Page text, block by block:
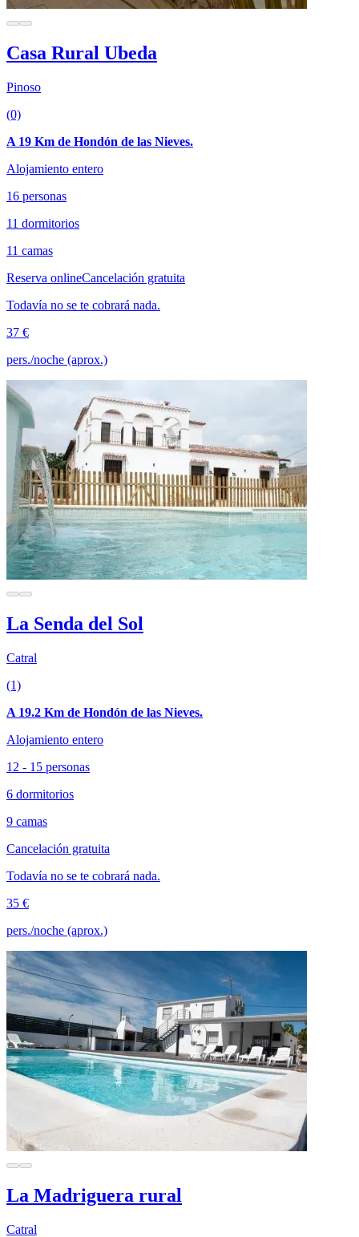
Casa Rural Ubeda
Pinoso
(0)
A 19 Km de Hondón de las Nieves.
Alojamiento entero
16 personas
11 dormitorios
11 camas
Reserva onlineCancelación gratuita
Todavía no se te cobrará nada.
37 €
pers./noche (aprox.)
La Senda del Sol
Catral
(1)
A 19.2 Km de Hondón de las Nieves.
Alojamiento entero
12 - 15 personas
6 dormitorios
9 camas
Cancelación gratuita
Todavía no se te cobrará nada.
35 €
pers./noche (aprox.)
La Madriguera rural
Catral